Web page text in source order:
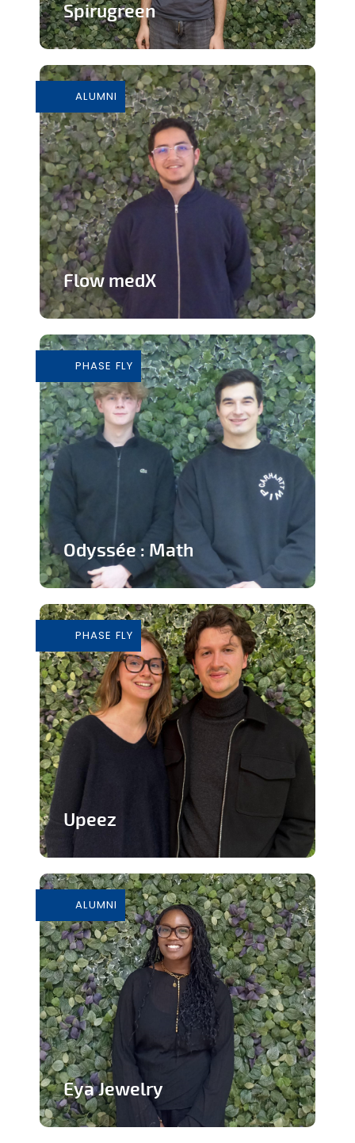
Spirugreen
En savoir plus
ALUMNI
Flow medX
concours de médecine
En savoir plus
PHASE FLY
Odyssée : Math
apprendre les mathématiques
En savoir plus
PHASE FLY
Upeez
grillons
En savoir plus
ALUMNI
Eya Jewelry